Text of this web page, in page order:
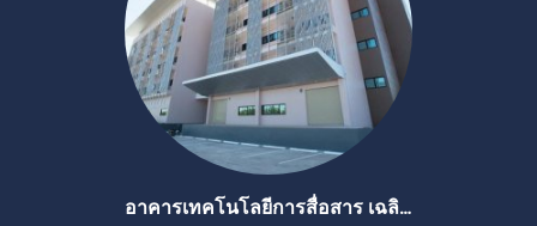
อาคารเทคโนโลยีการสื่อสาร เฉลิมพระเกียรติ มรภ.อุดรสามพร้าว